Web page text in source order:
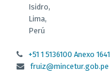
Isidro,
Lima,
Perú
+51 1 5136100 Anexo 1641
fruiz@mincetur.gob.pe